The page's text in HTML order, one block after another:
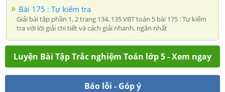
Bài 175 : Tự kiểm tra
Giải bài tập phần 1, 2 trang 134, 135 VBT toán 5 bài 175 : Tự kiểm
tra với lời giải chi tiết và cách giải nhanh, ngắn nhất
Luyện Bài Tập Trắc nghiệm Toán lớp 5 - Xem ngay
Báo lỗi - Góp ý